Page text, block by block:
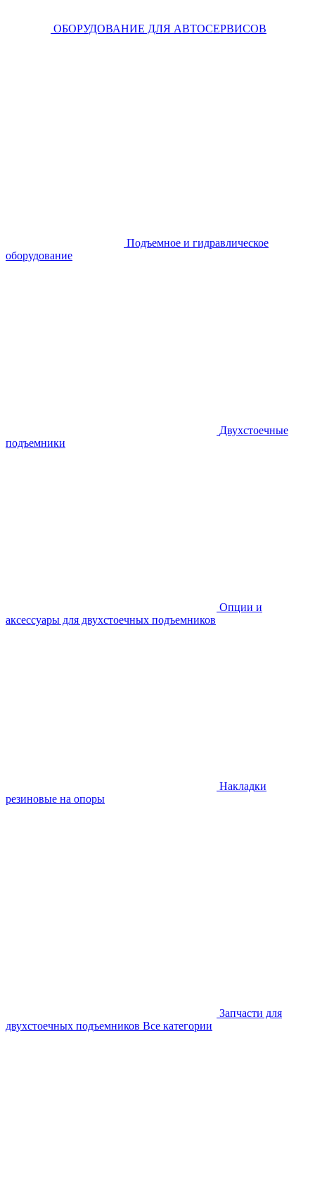
ОБОРУДОВАНИЕ ДЛЯ АВТОСЕРВИСОВ
Подъемное и гидравлическое
оборудование
Двухстоечные
подъемники
Опции и
аксессуары для двухстоечных подъемников
Накладки
резиновые на опоры
Запчасти для
двухстоечных подъемников Все категории